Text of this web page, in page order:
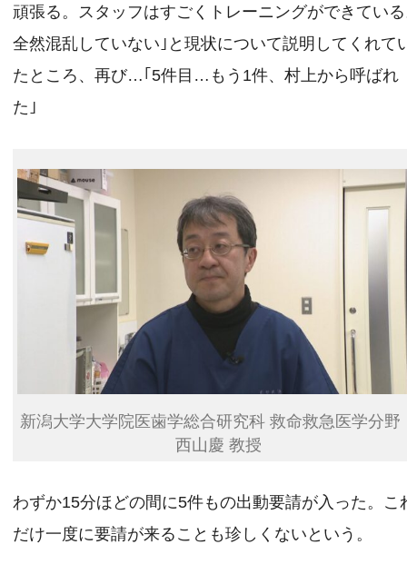
頑張る。スタッフはすごくトレーニングができてい
全然混乱していない｣と現状について説明してくれて
たところ、再び…｢5件目…もう1件、村上から呼ばれ
た｣
新潟大学大学院医歯学総合研究科 救命救急医学分
西山慶 教授
わずか15分ほどの間に5件もの出動要請が入った。こ
だけ一度に要請が来ることも珍しくないという。